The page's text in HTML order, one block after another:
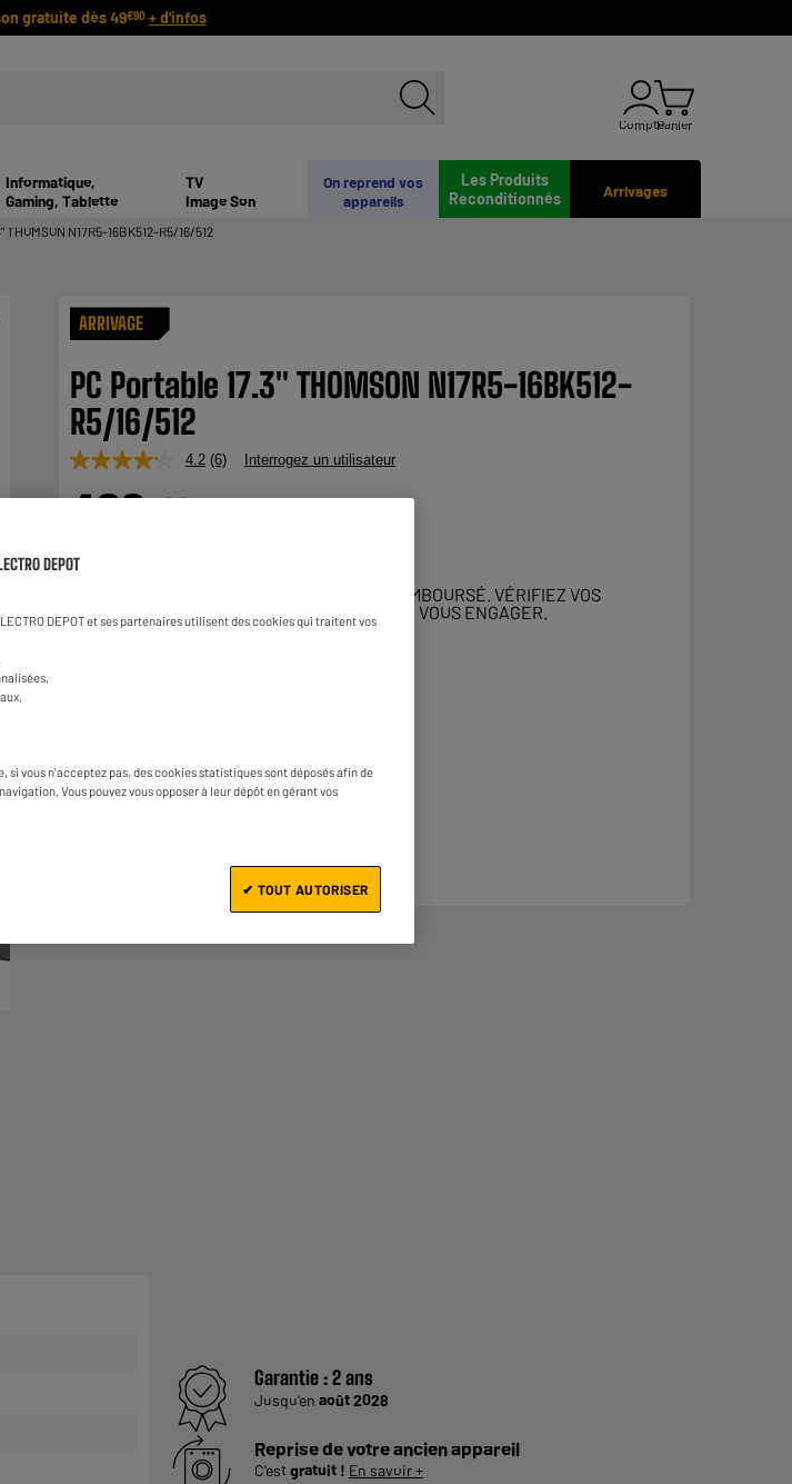
gratuite dès 49€90 + d'infos
ComptePanier
Arrivages
Les Produits
Reconditionnés
On reprend vos
appareils
Informatique,
Gaming, Tablette
TV
Image Son
THOMSON N17R5-16BK512-R5/16/512
ARRIVAGE
PC Portable 17.3" THOMSON N17R5-16BK512-
R5/16/512
4.2 Lire
avis.
(6) Interrogez un utilisateur
499
Dont
UN CRÉDIT VOUS ENGAGE ET DOIT ÊTRE REMBOURSÉ. VÉRIFIEZ VOS
CAPACITÉS DE REMBOURSEMENT AVANT DE VOUS ENGAGER.
Garantie :2 ans
Jusqu'en août 2028
Reprise de votre ancien appareil
C'estgratuit ! En savoir +
DEPOT
DEPOT et ses partenaires utilisent des cookies qui traitent vos
si vous n'acceptez pas, des cookies statistiques sont déposés afin de
Vous pouvez vous opposer à leur dépôt en gérant vos
✔ TOUT AUTORISER